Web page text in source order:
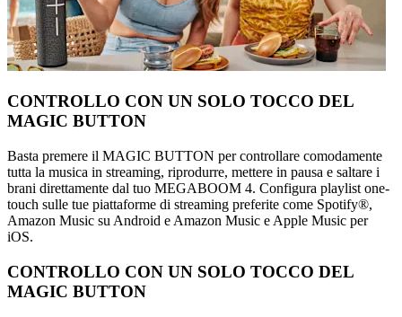
CONTROLLO CON UN SOLO TOCCO DEL
MAGIC BUTTON
Basta premere il MAGIC BUTTON per controllare comodamente
tutta la musica in streaming, riprodurre, mettere in pausa e saltare i
brani direttamente dal tuo MEGABOOM 4. Configura playlist one-
touch sulle tue piattaforme di streaming preferite come Spotify®,
Amazon Music su Android e Amazon Music e Apple Music per
iOS.
CONTROLLO CON UN SOLO TOCCO DEL
MAGIC BUTTON